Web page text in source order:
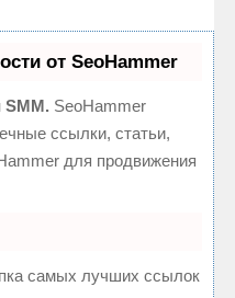
от SeoHammer
SMM. SeoHammer
ссылки, статьи,
для продвижения
самых лучших ссылок